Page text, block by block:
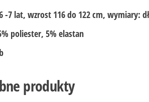
-7 lat, wzrost 116 do 122 cm, wymiary:
poliester, 5% elastan
produkty